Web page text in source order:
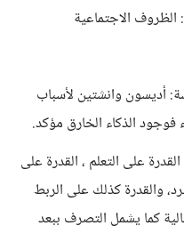
الاجتماعية
أديسون وانشتين لأسباب
الذكاء الخارق مؤكد.
على التعلم ، القدرة على
والقدرة كذلك على الربط
كما يشمل التصرف ببعد